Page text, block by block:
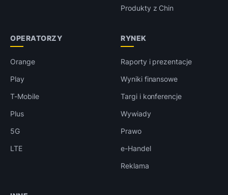
Produkty z Chin
OPERATORZY
Orange
Play
T-Mobile
Plus
5G
LTE
RYNEK
Raporty i prezentacje
Wyniki finansowe
Targi i konferencje
Wywiady
Prawo
e-Handel
Reklama